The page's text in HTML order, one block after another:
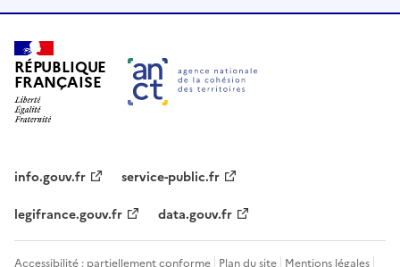
RÉPUBLIQUE
FRANÇAISE
info.gouv.fr
service-public.fr
legifrance.gouv.fr
data.gouv.fr
Accessibilité : partiellement conforme Plan du site Mentions légales